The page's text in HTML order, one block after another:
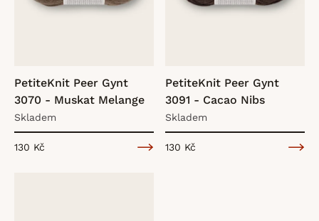
s
p
PetiteKnit Peer Gynt
3070 - Muskat Melange
Skladem
130 Kč
PetiteKnit Peer Gynt
3091 - Cacao Nibs
Skladem
130 Kč